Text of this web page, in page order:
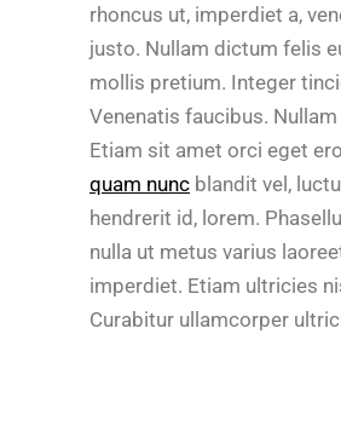
rhoncus ut, imperdiet a,
justo. Nullam dictum felis
mollis pretium. Integer
Venenatis faucibus.
Etiam sit amet orci eget
quam nunc blandit vel,
hendrerit id, lorem.
nulla ut metus varius
imperdiet. Etiam ultricies
Curabitur ullamcorper